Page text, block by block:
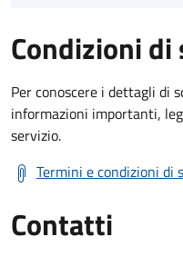
Condizioni di
Per conoscere i dettagli di
informazioni importanti,
servizio.
Termini e condizioni di
Contatti